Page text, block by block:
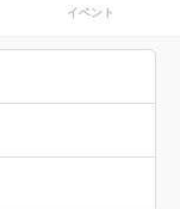
イベント